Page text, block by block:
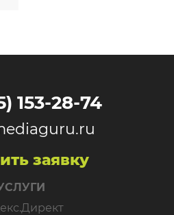
153-28-74
заявку